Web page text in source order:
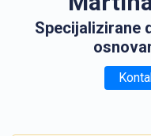
Specijalizirane